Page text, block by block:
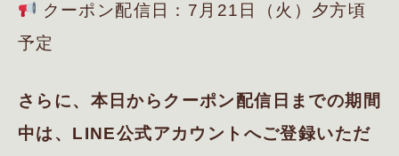
クーポン配信日：7月21日（火）夕方頃
予定
さらに、本日からクーポン配信日までの期間
中は、LINE公式アカウントへご登録いただ